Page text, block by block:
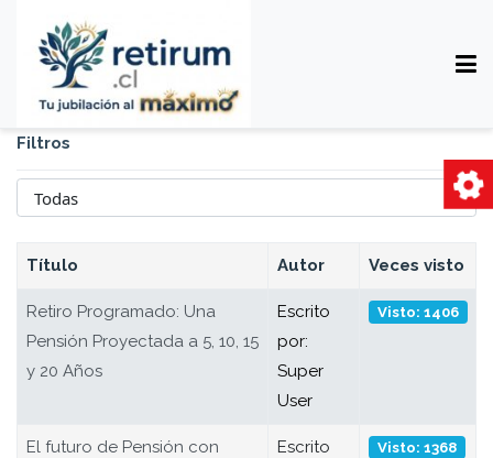
Filtros
Cantidad
Título Autor Veces visto
Retiro Programado: Una
Pensión Proyectada a 5, 10, 15
y 20 Años
Escrito
por:
Super
User
Visto: 1406
El futuro de Pensión con
Escrito
Visto: 1368